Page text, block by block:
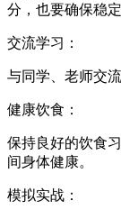
分，也要确保稳定
交流学习：
与同学、老师交
健康饮食：
保持良好的饮食
间身体健康。
模拟实战：